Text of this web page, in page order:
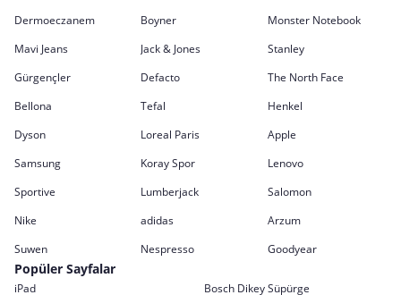
Dermoeczanem
Boyner
Monster Notebook
Mavi Jeans
Jack & Jones
Stanley
Gürgençler
Defacto
The North Face
Bellona
Tefal
Henkel
Dyson
Loreal Paris
Apple
Samsung
Koray Spor
Lenovo
Sportive
Lumberjack
Salomon
Nike
adidas
Arzum
Suwen
Nespresso Goodyear
Popüler Sayfalar
iPad
Bosch Dikey Süpürge